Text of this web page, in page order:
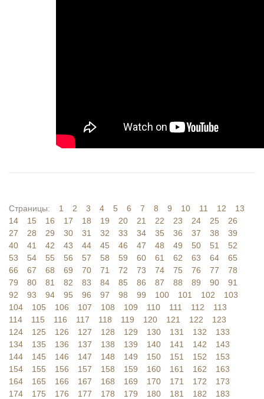
Страницы: 1 2 3 4 5 6 7 8 9 10 11 12
13
14
15 16 17 18 19 20 21 22 23 24 25
26
27
28 29 30 31 32 33 34 35 36 37 38
39
40
41 42 43 44 45 46 47 48 49 50 51
52
53
54 55 56 57 58 59 60 61 62 63 64
65
66
67 68 69 70 71 72 73 74 75 76 77
78
79
80 81 82 83 84 85 86 87 88 89 90
91
92
93 94 95 96 97 98 99 100 101 102
103
104
105 106 107 108 109 110 111 112
113
114
115 116 117 118 119 120 121 122
123
124
125 126 127 128 129 130 131 132
133
134
135 136 137 138 139 140 141 142
143
144
145 146 147 148 149 150 151 152
153
154
155 156 157 158 159 160 161 162
163
164
165 166 167 168 169 170 171 172
173
174
175 176 177 178 179 180 181 182
183